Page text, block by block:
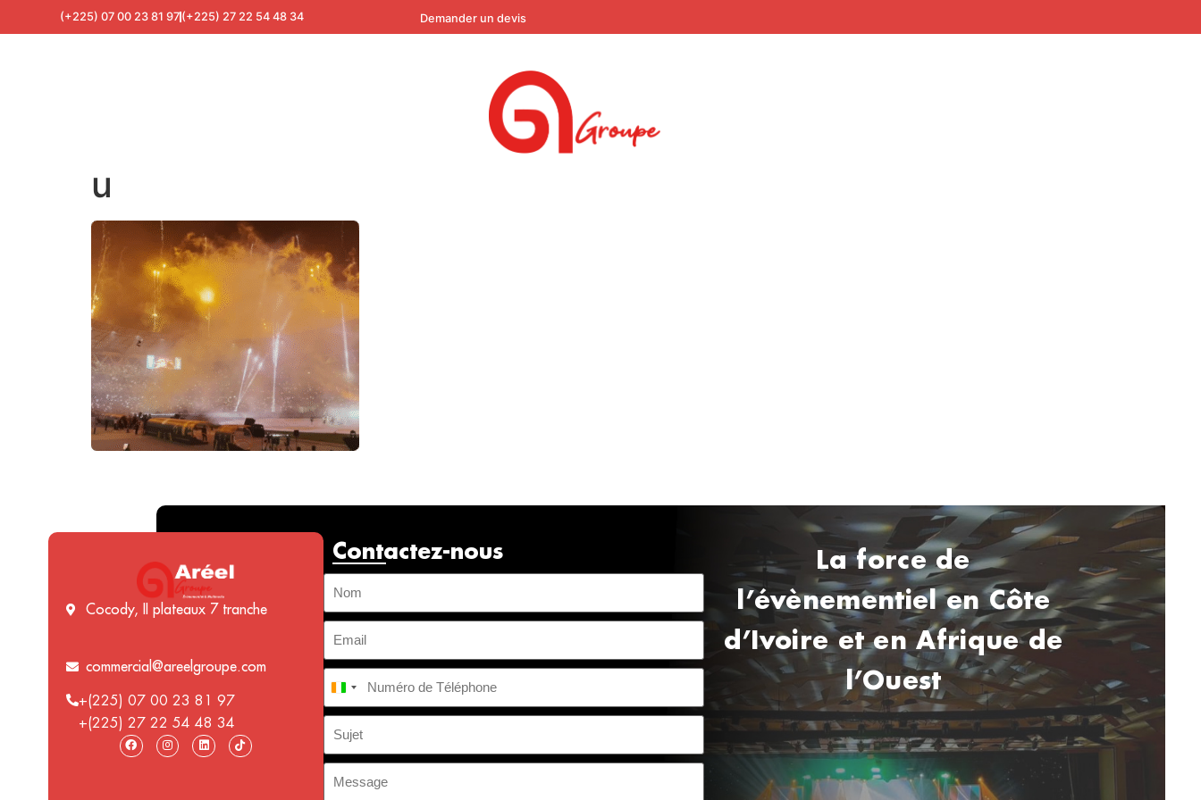
(+225) 07 00 23 81 97 (+225) 27 22 54 48 34 Demander un devis
u
Cocody, II plateaux 7 tranche
commercial@areelgroupe.com
+(225) 07 00 23 81 97
+(225) 27 22 54 48 34
Contactez-nous
Côte d’Ivoire +225
La force de
l’évènementiel en Côte
d’Ivoire et en Afrique de
l’Ouest